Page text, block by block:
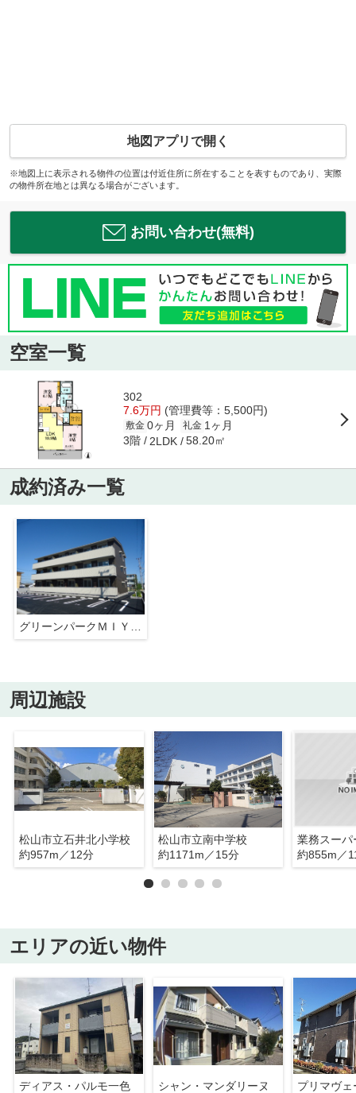
地図アプリで開く
※地図上に表示される物件の位置は付近住所に所在することを表すものであり、実際
の物件所在地とは異なる場合がございます。
お問い合わせ(無料)
空室一覧
302
7.6万円 (管理費等：5,500円)
敷金 0ヶ月 礼金 1ヶ月
3階 2LDK 58.20㎡
成約済み一覧
グリーンパークＭＩＹＵＫＩ
周辺施設
松山市立石井北小学校
約957m／12分
松山市立南中学校
約1171m／15分
約855m／
エリアの近い物件
ディアス・パルモ一色
シャン・マンダリーヌ